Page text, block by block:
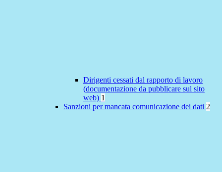
Dirigenti cessati dal rapporto di lavoro
(documentazione da pubblicare sul sito
web) 1
Sanzioni per mancata comunicazione dei dati 2